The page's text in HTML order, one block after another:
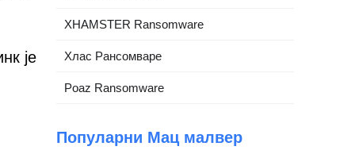
је
XHAMSTER Ransomware
Хлас Рансомваре
Poaz Ransomware
Популарни Мац малвер